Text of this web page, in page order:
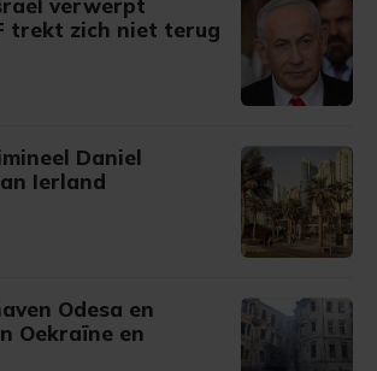
verwerpt
trekt zich niet terug
Daniel
Ierland
Odesa en
Oekraïne en